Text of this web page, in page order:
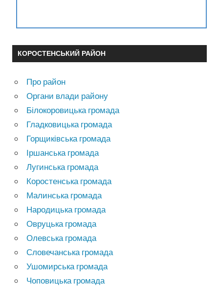
КОРОСТЕНСЬКИЙ РАЙОН
Про район
Органи влади району
Білокоровицька громада
Гладковицька громада
Горщиківська громада
Іршанська громада
Лугинська громада
Коростенська громада
Малинська громада
Народицька громада
Овруцька громада
Олевська громада
Словечанська громада
Ушомирська громада
Чоповицька громада